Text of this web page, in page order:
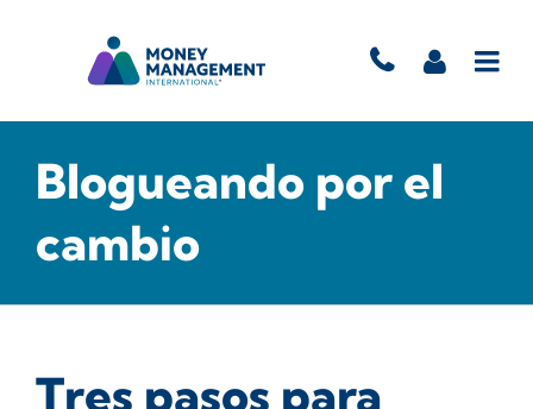
Blogueando por el
cambio
Tres pasos para